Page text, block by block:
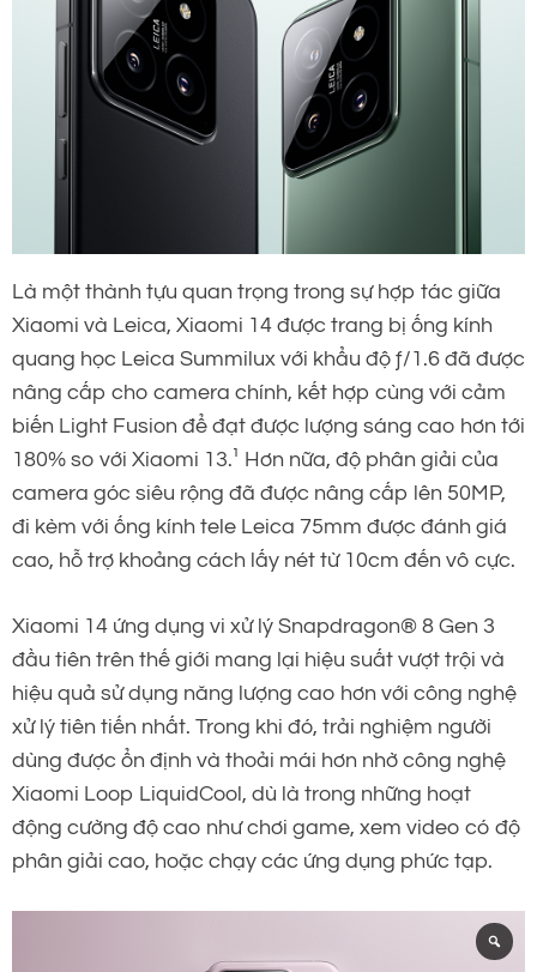
Là một thành tựu quan trọng trong sự hợp tác giữa
Xiaomi và Leica, Xiaomi 14 được trang bị ống kính
quang học Leica Summilux với khẩu độ ƒ/1.6 đã được
nâng cấp cho camera chính, kết hợp cùng với cảm
biến Light Fusion để đạt được lượng sáng cao hơn tới
180% so với Xiaomi 13.¹ Hơn nữa, độ phân giải của
camera góc siêu rộng đã được nâng cấp lên 50MP,
đi kèm với ống kính tele Leica 75mm được đánh giá
cao, hỗ trợ khoảng cách lấy nét từ 10cm đến vô cực.
Xiaomi 14 ứng dụng vi xử lý Snapdragon® 8 Gen 3
đầu tiên trên thế giới mang lại hiệu suất vượt trội và
hiệu quả sử dụng năng lượng cao hơn với công nghệ
xử lý tiên tiến nhất. Trong khi đó, trải nghiệm người
dùng được ổn định và thoải mái hơn nhờ công nghệ
Xiaomi Loop LiquidCool, dù là trong những hoạt
động cường độ cao như chơi game, xem video có độ
phân giải cao, hoặc chạy các ứng dụng phức tạp.